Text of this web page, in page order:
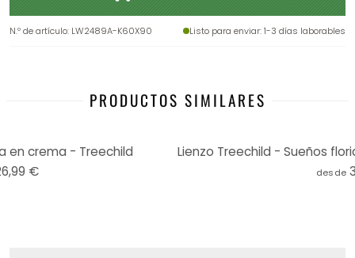
N.º de artículo: LW2489A-K60X90 Listo para enviar: 1-3 días laborables
PRODUCTOS SIMILARES
en crema - Treechild
€
desde